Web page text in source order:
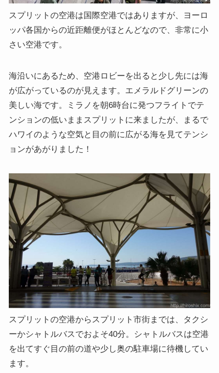
スプリットの空港は国際空港ではありますが、ヨーロ
ッパ各国からの近距離便がほとんどなので、非常に小
さい空港です。
海沿いにあるため、空港ロビーを出ると少し先には海
が広がっているのが見えます。エメラルドグリーンの
美しい海です。ミラノを朝6時台に発つフライトでテ
ンションの低いままスプリットに来ましたが、まるで
ハワイのような空気と目の前に広がる海を見てテンシ
ョンがあがりました！
スプリットの空港からスプリット市街までは、タクシ
ーかシャトルバスでおよそ40分。シャトルバスは空港
を出てすぐ目の前の道や少し奥の駐車場に待機してい
ます。